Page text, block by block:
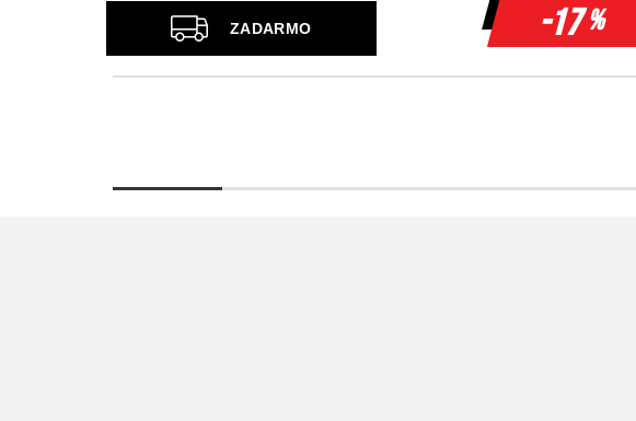
Z
A
ZADARMO -17%